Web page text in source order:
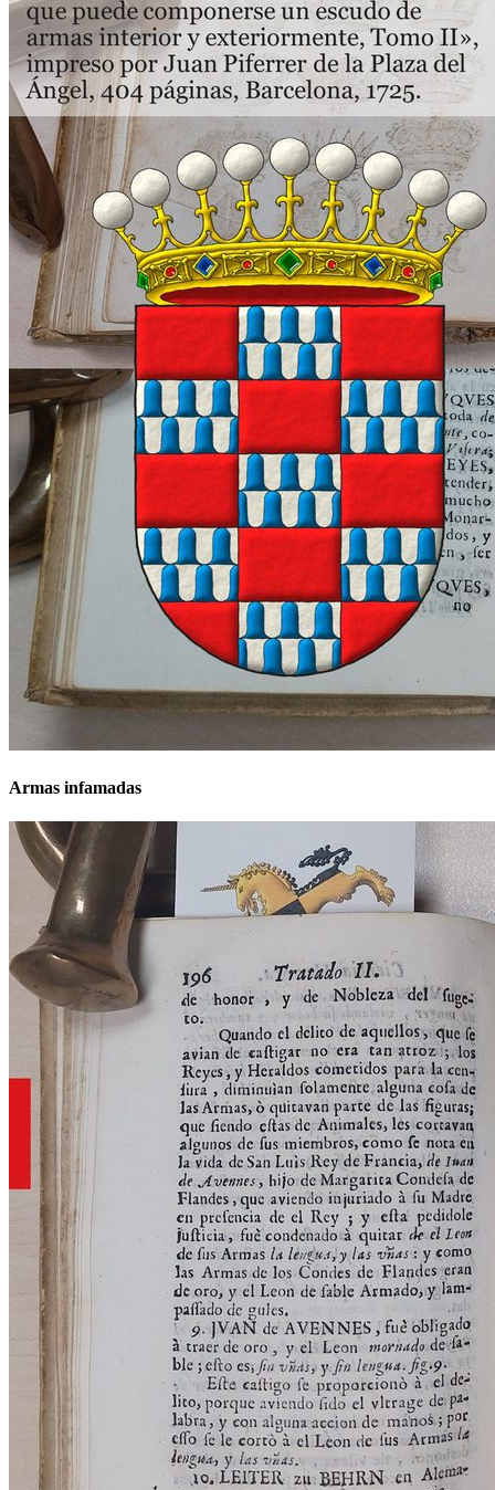
Armas infamadas